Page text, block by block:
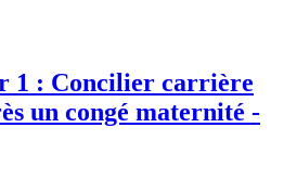
1 : Concilier carrière
un congé maternité -